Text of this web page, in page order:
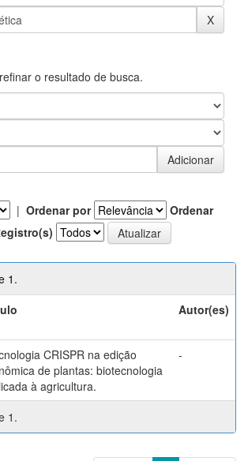
o resultado de busca.
| Ordenar por
Ordenar
1.
Autor(es)
CRISPR na edição
de plantas: biotecnologia
à agricultura.
-
1.